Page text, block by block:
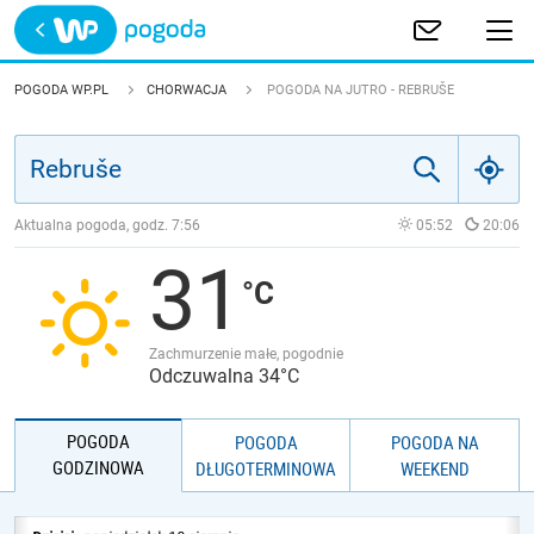
Trwa ładowanie
POLSKA
JAKOŚĆ POWIETRZA
POGODA WP.PL CHORWACJA POGODA NA JUTRO - REBRUŠE
Aktualna pogoda, godz. 7:56 05:52 20:06
31
Zachmurzenie małe, pogodnie
Odczuwalna 34°C
POGODA
GODZINOWA
POGODA
DŁUGOTERMINOWA
POGODA NA
WEEKEND